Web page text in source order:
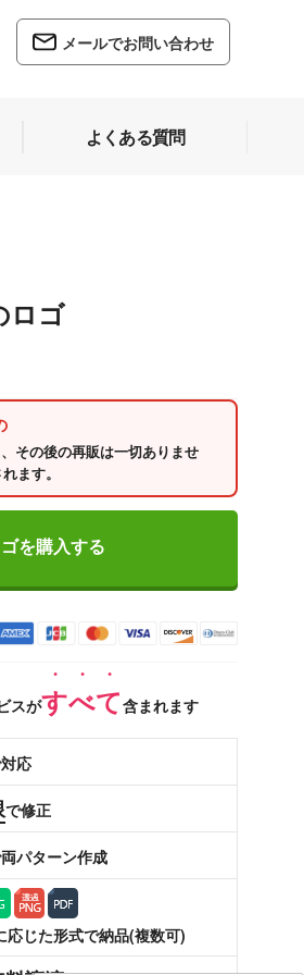
メールでお問い合わせ
よくある質問
ロゴ
その後の再販は一切ありませ
ます。
を購入する
スがすべて含まれます
応
で修正
パターン作成
応じた形式で納品(複数可)